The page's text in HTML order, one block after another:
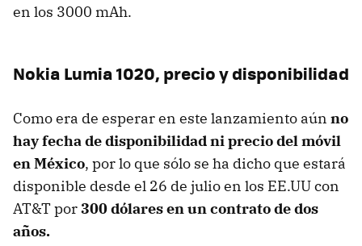
en los 3000 mAh.
Nokia Lumia 1020, precio y disponibilidad
Como era de esperar en este lanzamiento aún no
hay fecha de disponibilidad ni precio del móvil
en México, por lo que sólo se ha dicho que estará
disponible desde el 26 de julio en los EE.UU con
AT&T por300 dólares en un contrato de dos
años.